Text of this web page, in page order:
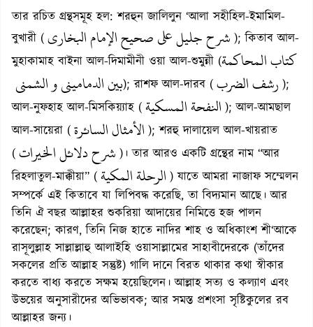
তার রচিত গ্রন্থসমূহ হল: শরহুন জালিলুন ‘আলা সহীহিল-ইমামিল-
বুখারী ( شرح جليل على صحيح الإمام البخاري ); কিতাব আল-
মুহাকামাহ বাইনা আল-দিমামীনী ওয়া আল-শুমুন্নী (كتاب المحاكمة
بين الدماميني و الشمني); রাশফ আল-দারব ( رشف الضرب );
আল-নুফহাহ আল-মিসকিয়্যাহ ( النفحة المسكية ); আল-আমছাল
আল-সায়েরা ( الأمثال السائرة ); শরহু দালায়েল আল-খায়রাত
( شرح دلائل الخيرات )। তার আরও একটি গ্রন্থের নাম “আর
রিহলাতুল-মাক্কীয়া” ( الرحلة المكية ) যাতে আমরা নাজাফ সম্মেলন
সম্পর্কে এই কিতাবে যা লিপিবদ্ধ করেছি, তা বিদ্যমান আছে। আর
তিনি ঐ বছর আল্লাহর শুকরিয়া আদায়ের নিমিত্তে হজ পালন
করেছেন; কারণ, তিনি নিজ হাতে নাদির শাহ ও অধিকাংশ শী‘আকে
রাসূলুল্লাহ সাল্লাল্লাহু আলাইহি ওয়াসাল্লামের সাহাবীদেরকে (তাঁদের
সকলের প্রতি আল্লাহ সন্তুষ্ট) গালি দানে বিরত থাকার কথা স্বীকার
করতে বাধ্য করতে সক্ষম হয়েছিলেন। আল্লাহ সত্য ও কল্যাণ এবং
উভয়ের অনুসারীদের অভিভাবক; আর সমস্ত প্রশংসা সৃষ্টিকুলের রব
আল্লাহর জন্য।